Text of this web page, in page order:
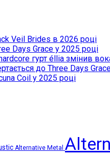
Veil Brides в 2026 році
Days Grace у 2025 році
гурт éllia змінив
до Three Days
Coil у 2025 році
Alternative Metal